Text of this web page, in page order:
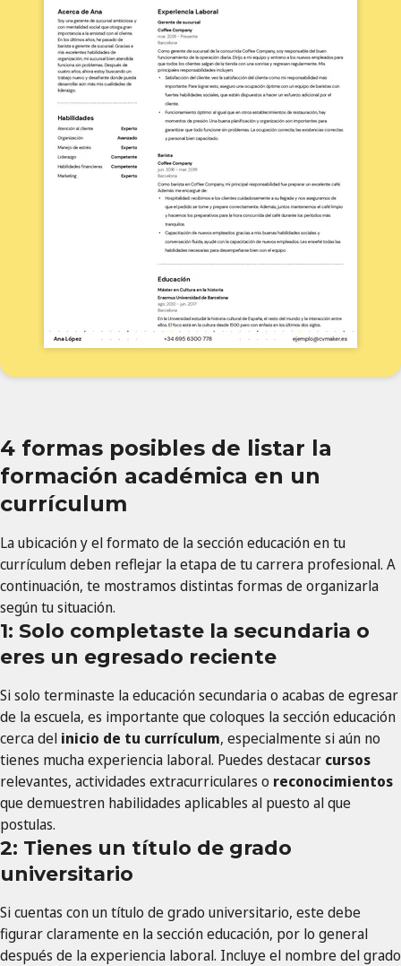
4 formas posibles de listar la
formación académica en un
currículum
La ubicación y el formato de la sección educación en tu
currículum deben reflejar la etapa de tu carrera profesional. A
continuación, te mostramos distintas formas de organizarla
según tu situación.
1: Solo completaste la secundaria o
eres un egresado reciente
Si solo terminaste la educación secundaria o acabas de egresar
de la escuela, es importante que coloques la sección educación
cerca del inicio de tu currículum, especialmente si aún no
tienes mucha experiencia laboral. Puedes destacar cursos
relevantes, actividades extracurriculares o reconocimientos
que demuestren habilidades aplicables al puesto al que
postulas.
2: Tienes un título de grado
universitario
Si cuentas con un título de grado universitario, este debe
figurar claramente en la sección educación, por lo general
después de la experiencia laboral. Incluye el nombre del grado